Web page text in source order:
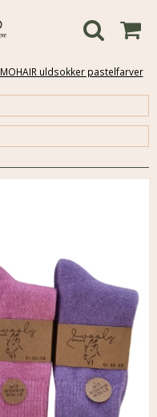
MOHAIR uldsokker pastelfarver